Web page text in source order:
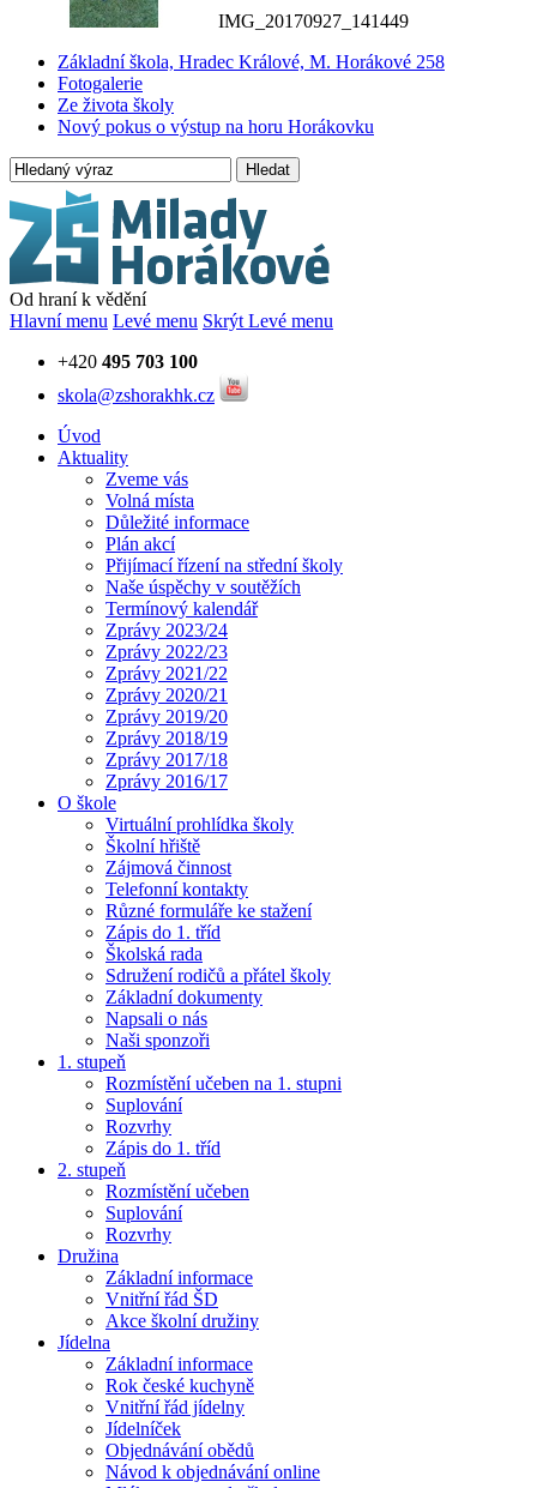
IMG_20170927_141449
Základní škola, Hradec Králové, M. Horákové 258
Fotogalerie
Ze života školy
Nový pokus o výstup na horu Horákovku
Hledat
Od hraní k vědění
Hlavní menu Levé menu Skrýt Levé menu
+420 495 703 100
skola@zshorakhk.cz
Úvod
Aktuality
Zveme vás
Volná místa
Důležité informace
Plán akcí
Přijímací řízení na střední školy
Naše úspěchy v soutěžích
Termínový kalendář
Zprávy 2023/24
Zprávy 2022/23
Zprávy 2021/22
Zprávy 2020/21
Zprávy 2019/20
Zprávy 2018/19
Zprávy 2017/18
Zprávy 2016/17
O škole
Virtuální prohlídka školy
Školní hřiště
Zájmová činnost
Telefonní kontakty
Různé formuláře ke stažení
Zápis do 1. tříd
Školská rada
Sdružení rodičů a přátel školy
Základní dokumenty
Napsali o nás
Naši sponzoři
1. stupeň
Rozmístění učeben na 1. stupni
Suplování
Rozvrhy
Zápis do 1. tříd
2. stupeň
Rozmístění učeben
Suplování
Rozvrhy
Družina
Základní informace
Vnitřní řád ŠD
Akce školní družiny
Jídelna
Základní informace
Rok české kuchyně
Vnitřní řád jídelny
Jídelníček
Objednávání obědů
Návod k objednávání online